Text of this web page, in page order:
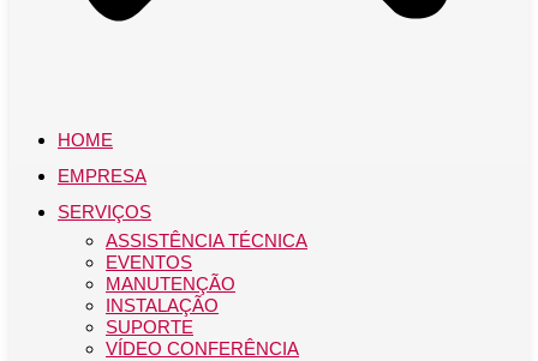
HOME
EMPRESA
SERVIÇOS
ASSISTÊNCIA TÉCNICA
EVENTOS
MANUTENÇÃO
INSTALAÇÃO
SUPORTE
VÍDEO CONFERÊNCIA